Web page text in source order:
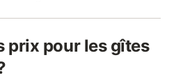
prix pour les gîtes